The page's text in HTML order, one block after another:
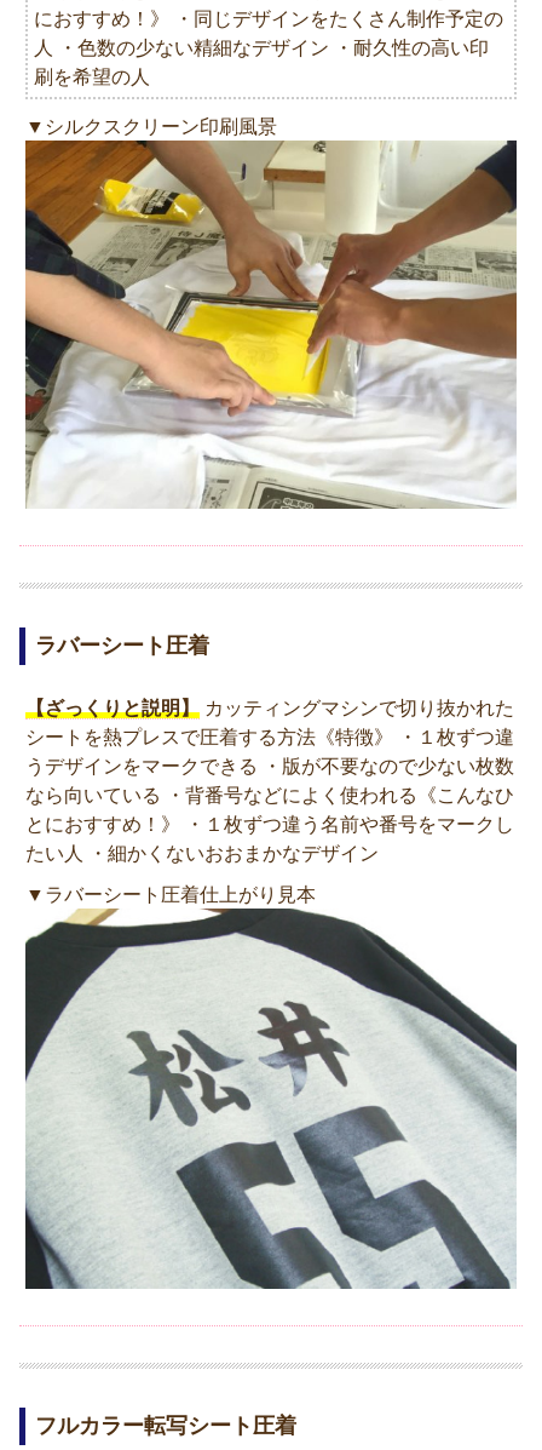
におすすめ！》 ・同じデザインをたくさん制作予定の
人 ・色数の少ない精細なデザイン ・耐久性の高い印
刷を希望の人
▼シルクスクリーン印刷風景
ラバーシート圧着
【ざっくりと説明】 カッティングマシンで切り抜かれた
シートを熱プレスで圧着する方法《特徴》 ・１枚ずつ違
うデザインをマークできる ・版が不要なので少ない枚数
なら向いている ・背番号などによく使われる《こんなひ
とにおすすめ！》 ・１枚ずつ違う名前や番号をマークし
たい人 ・細かくないおおまかなデザイン
▼ラバーシート圧着仕上がり見本
フルカラー転写シート圧着